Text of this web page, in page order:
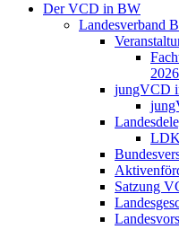
Der VCD in BW
Landesverband
2026
jungVCD
Satzung